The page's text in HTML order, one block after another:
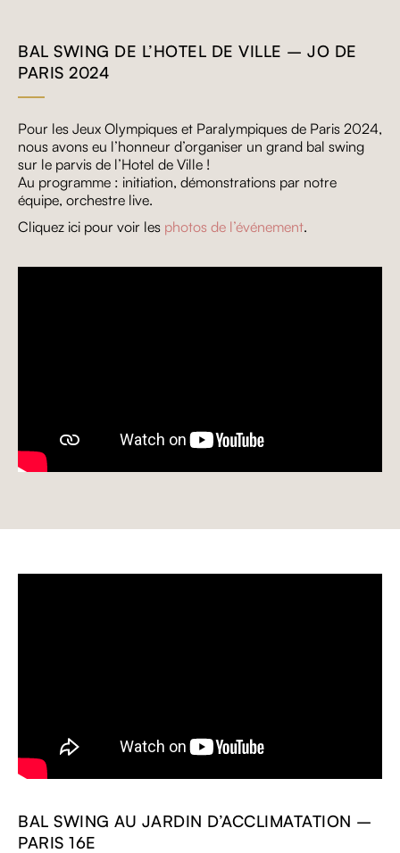
BAL SWING DE L’HOTEL DE VILLE – JO DE
PARIS 2024
Pour les Jeux Olympiques et Paralympiques de Paris 2024,
nous avons eu l’honneur d’organiser un grand bal swing
sur le parvis de l’Hotel de Ville !
Au programme : initiation, démonstrations par notre
équipe, orchestre live.
Cliquez ici pour voir les photos de l’événement.
BAL SWING AU JARDIN D’ACCLIMATATION –
PARIS 16E